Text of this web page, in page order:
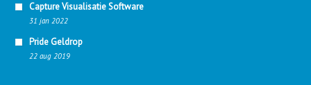
Capture Visualisatie Software
31 jan 2022
Pride Geldrop
22 aug 2019